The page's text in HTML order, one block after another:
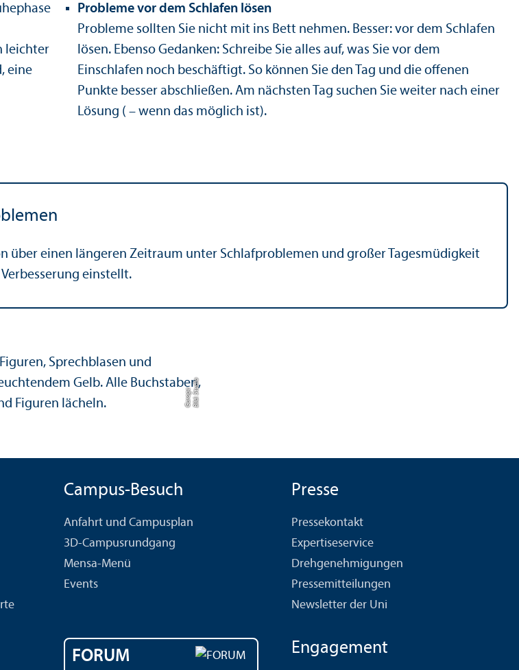
leichter
eine
Probleme vor dem Schlafen lösen
Probleme sollten Sie nicht mit ins Bett nehmen. Besser: vor dem Schlafen
lösen. Ebenso Gedanken: Schreibe Sie alles auf, was Sie vor dem
Einschlafen noch beschäftigt. So können Sie den Tag und die offenen
Punkte besser abschließen. Am nächsten Tag suchen Sie weiter nach einer
Lösung ( – wenn das möglich ist).
über einen längeren Zeitraum unter Schlaf­problemen und großer Tagesmüdigkeit
einstellt.
Bil
d:
S
t
udi
o
G
a
r
a
g
e
Campus-Besuch
Anfahrt und Campusplan
3D-Campusrundgang
Mensa-Menü
Events
Presse
Pressekontakt
Expertiseservice
Drehgenehmigungen
Pressemitteilungen
Newsletter der Uni
FORUM Engagement